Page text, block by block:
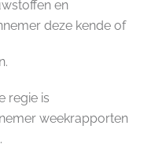
en
deze kende of
regie is
weekrapporten